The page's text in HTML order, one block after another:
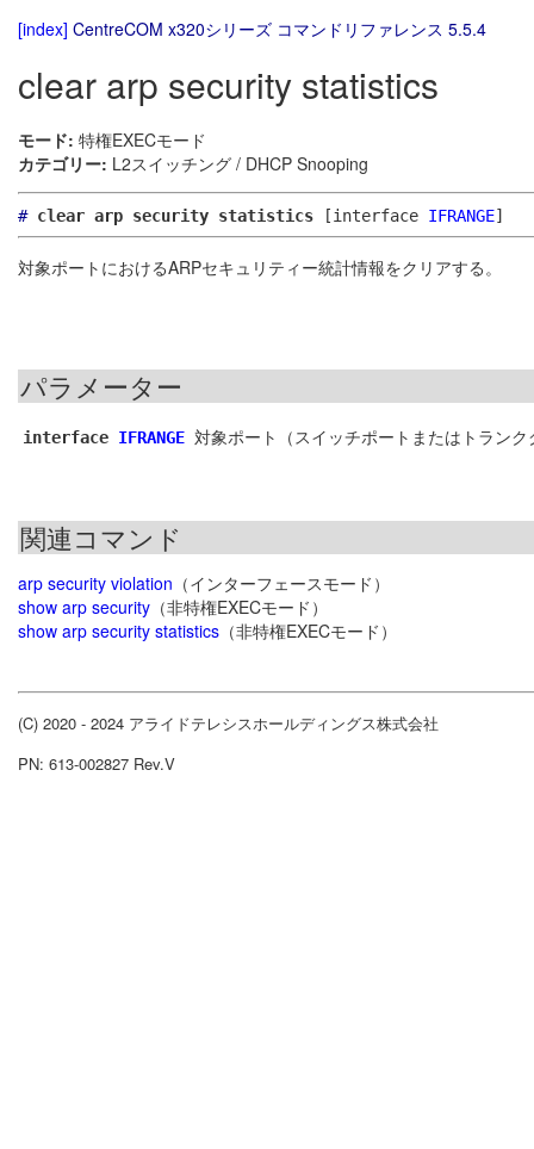
[index] CentreCOM x320シリーズ コマンドリファレンス 5.5.4
clear arp security statistics
モード: 特権EXECモード
カテゴリー: L2スイッチング / DHCP Snooping
# clear arp security statistics [interface IFRANGE]
対象ポートにおけるARPセキュリティー統計情報をクリアする。
パラメーター
interface IFRANGE 対象ポート（スイッチポートまたはトラン
関連コマンド
arp security violation （インターフェースモード）
show arp security （非特権EXECモード）
show arp security statistics （非特権EXECモード）
(C) 2020 - 2024 アライドテレシスホールディングス株式会社
PN: 613-002827 Rev.V